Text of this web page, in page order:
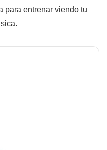
para entrenar viendo tu